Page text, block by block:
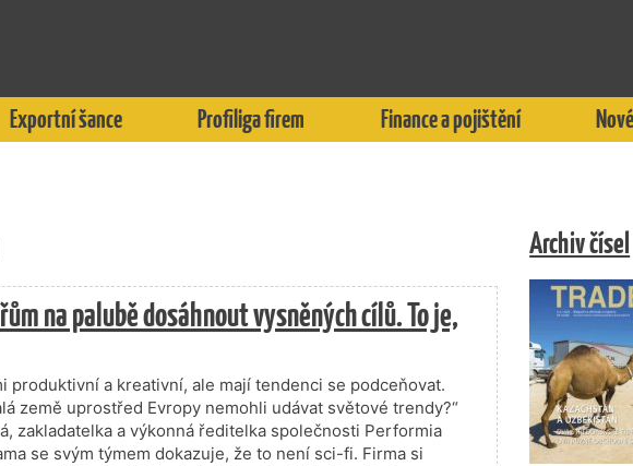
Exportní šance Profiliga firem Finance a pojištění
na palubě dosáhnout vysněných cílů. To je,
produktivní a kreativní, ale mají tendenci se podceňovat.
země uprostřed Evropy nemohli udávat světové trendy?“
zakladatelka a výkonná ředitelka společnosti Performia
se svým týmem dokazuje, že to není sci-fi. Firma si
Archiv čísel